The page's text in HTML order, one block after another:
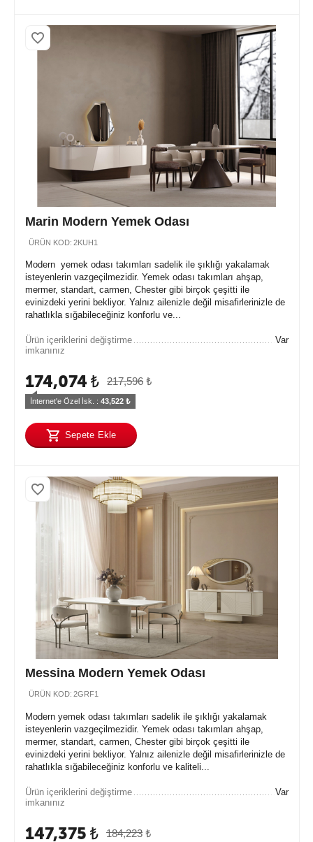
Marin Modern Yemek Odası
ÜRÜN KOD: 2KUH1
Modern yemek odası takımları sadelik ile şıklığı yakalamak
isteyenlerin vazgeçilmezidir. Yemek odası takımları ahşap,
mermer, standart, carmen, Chester gibi birçok çeşitti ile
evinizdeki yerini bekliyor. Yalnız ailenizle değil misafirlerinizle de
rahatlıkla sığabileceğiniz konforlu ve...
Ürün içeriklerini değiştirme
imkanınız
Var
217,596 ₺
174,074 ₺
İnternet'e Özel İsk. : 43,522 ₺
Sepete Ekle
Messina Modern Yemek Odası
ÜRÜN KOD: 2GRF1
Modern yemek odası takımları sadelik ile şıklığı yakalamak
isteyenlerin vazgeçilmezidir. Yemek odası takımları ahşap,
mermer, standart, carmen, Chester gibi birçok çeşitti ile
evinizdeki yerini bekliyor. Yalnız ailenizle değil misafirlerinizle de
rahatlıkla sığabileceğiniz konforlu ve kaliteli...
Ürün içeriklerini değiştirme
imkanınız
Var
184,223 ₺
147,375 ₺